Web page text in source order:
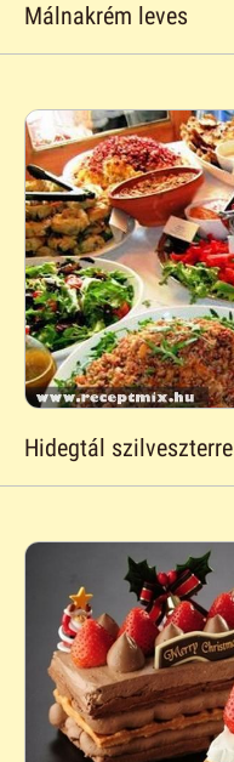
Málnakrém leves
Hidegtál szilveszterre